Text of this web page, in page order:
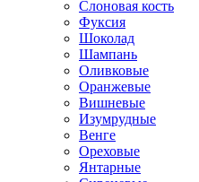
Слоновая кость
Фуксия
Шоколад
Шампань
Оливковые
Оранжевые
Вишневые
Изумрудные
Венге
Ореховые
Янтарные